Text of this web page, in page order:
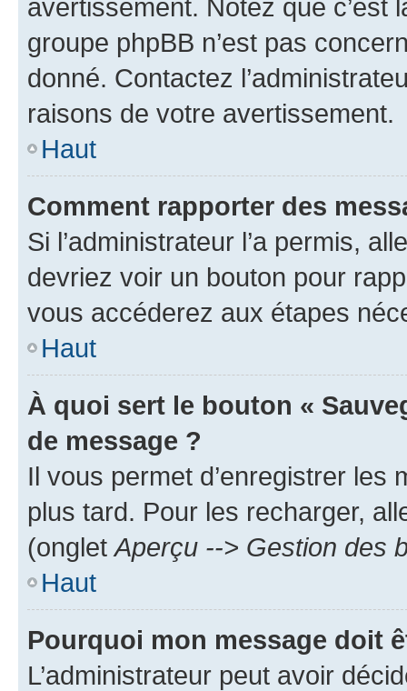
avertissement. Notez que c’est
groupe phpBB n’est pas
donné. Contactez
raisons de votre avertissement.
Haut
Comment rapporter des
Si l’administrateur l’a permis,
devriez voir un bouton pour
vous accéderez aux étapes
Haut
À quoi sert le bouton «
de message ?
Il vous permet d’enregistrer
plus tard. Pour les recharger,
(onglet Aperçu --> Gestion des
Haut
Pourquoi mon message doit
L’administrateur peut avoir